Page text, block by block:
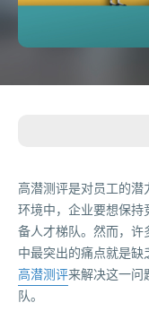
高潜测评是对员工的潜
环境中，企业要想保持
备人才梯队。然而，许
中最突出的痛点就是缺
高潜测评来解决这一问
队。